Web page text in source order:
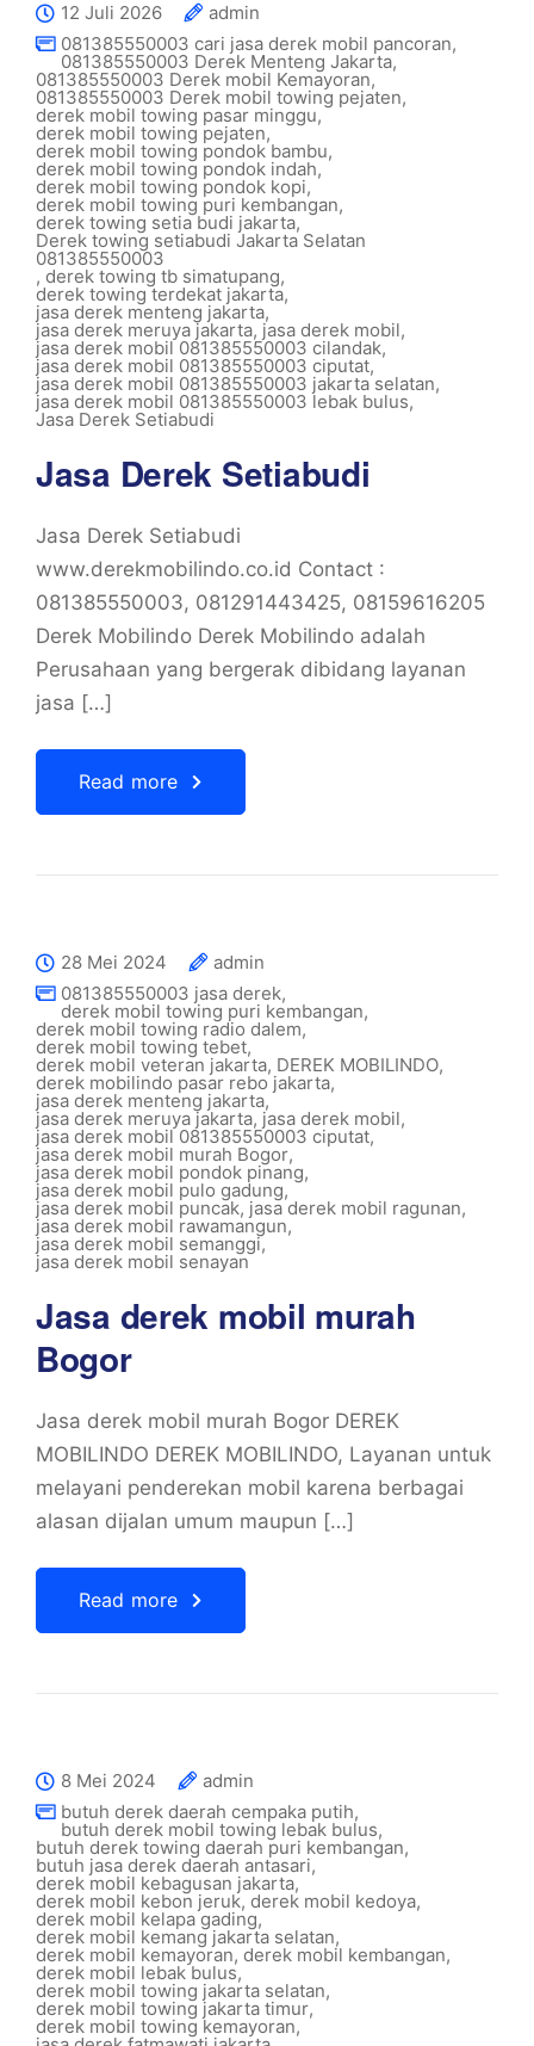
12 Juli 2026
admin
081385550003 cari jasa derek mobil pancoran,
081385550003 Derek Menteng Jakarta,
081385550003 Derek mobil Kemayoran,
081385550003 Derek mobil towing pejaten,
derek mobil towing pasar minggu,
derek mobil towing pejaten,
derek mobil towing pondok bambu,
derek mobil towing pondok indah,
derek mobil towing pondok kopi,
derek mobil towing puri kembangan,
derek towing setia budi jakarta,
Derek towing setiabudi Jakarta Selatan
081385550003
, derek towing tb simatupang,
derek towing terdekat jakarta,
jasa derek menteng jakarta,
jasa derek meruya jakarta, jasa derek mobil,
jasa derek mobil 081385550003 cilandak,
jasa derek mobil 081385550003 ciputat,
jasa derek mobil 081385550003 jakarta selatan,
jasa derek mobil 081385550003 lebak bulus,
Jasa Derek Setiabudi
Jasa Derek Setiabudi
Jasa Derek Setiabudi
www.derekmobilindo.co.id Contact :
081385550003, 081291443425, 08159616205
Derek Mobilindo Derek Mobilindo adalah
Perusahaan yang bergerak dibidang layanan
jasa […]
Read more
28 Mei 2024
admin
081385550003 jasa derek,
derek mobil towing puri kembangan,
derek mobil towing radio dalem,
derek mobil towing tebet,
derek mobil veteran jakarta, DEREK MOBILINDO,
derek mobilindo pasar rebo jakarta,
jasa derek menteng jakarta,
jasa derek meruya jakarta, jasa derek mobil,
jasa derek mobil 081385550003 ciputat,
jasa derek mobil murah Bogor,
jasa derek mobil pondok pinang,
jasa derek mobil pulo gadung,
jasa derek mobil puncak, jasa derek mobil ragunan,
jasa derek mobil rawamangun,
jasa derek mobil semanggi,
jasa derek mobil senayan
Jasa derek mobil murah
Bogor
Jasa derek mobil murah Bogor DEREK
MOBILINDO DEREK MOBILINDO, Layanan untuk
melayani penderekan mobil karena berbagai
alasan dijalan umum maupun […]
Read more
8 Mei 2024
admin
butuh derek daerah cempaka putih,
butuh derek mobil towing lebak bulus,
butuh derek towing daerah puri kembangan,
butuh jasa derek daerah antasari,
derek mobil kebagusan jakarta,
derek mobil kebon jeruk, derek mobil kedoya,
derek mobil kelapa gading,
derek mobil kemang jakarta selatan,
derek mobil kemayoran, derek mobil kembangan,
derek mobil lebak bulus,
derek mobil towing jakarta selatan,
derek mobil towing jakarta timur,
derek mobil towing kemayoran,